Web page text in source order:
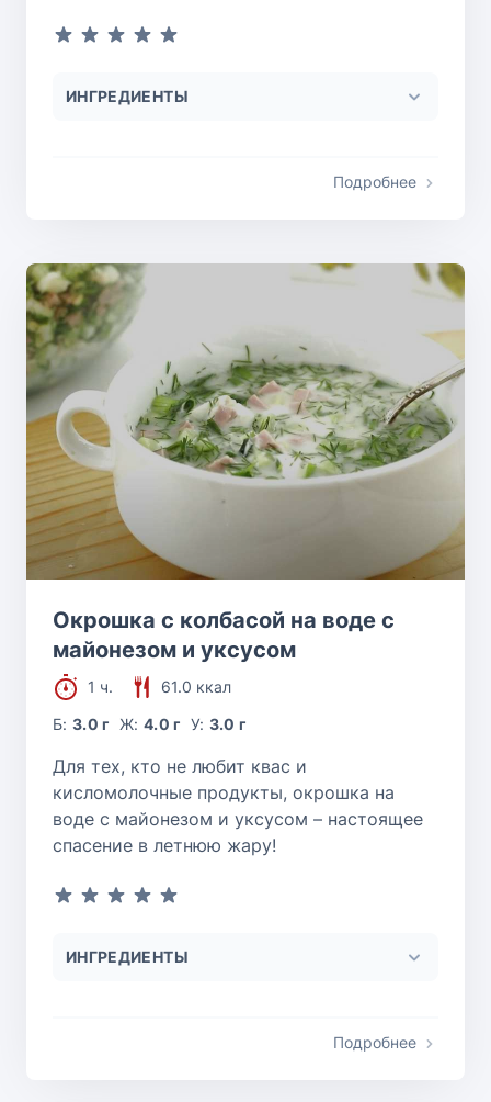
ИНГРЕДИЕНТЫ
Подробнее
Окрошка с колбасой на воде с
майонезом и уксусом
1 ч.
61.0 ккал
Б:3.0 г Ж: 4.0 г У: 3.0 г
Для тех, кто не любит квас и
кисломолочные продукты, окрошка на
воде с майонезом и уксусом – настоящее
спасение в летнюю жару!
ИНГРЕДИЕНТЫ
Подробнее